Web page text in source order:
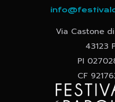
Via Castone
43123
PI
CF